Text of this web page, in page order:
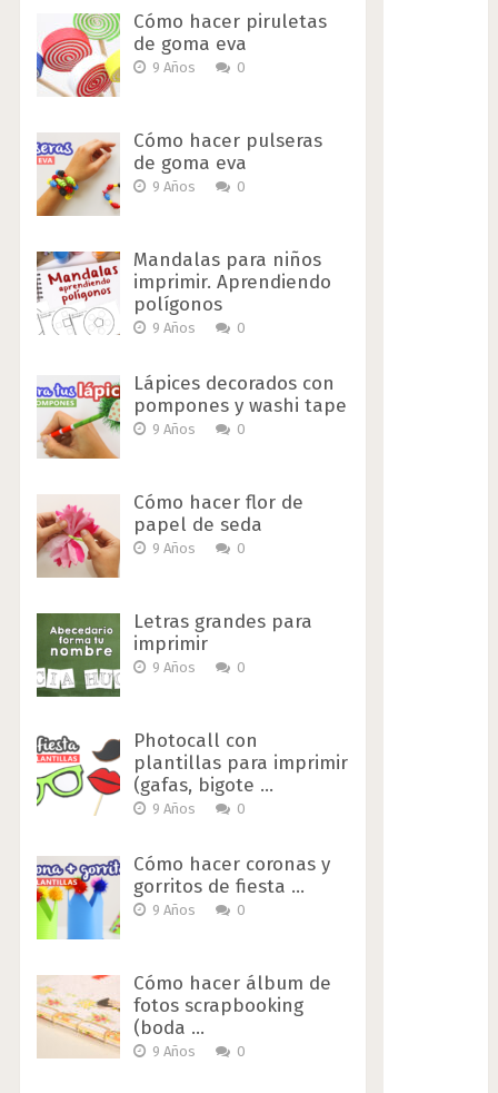
Cómo hacer piruletas
de goma eva
9 Años 0
Cómo hacer pulseras
de goma eva
9 Años 0
Mandalas para niños
imprimir. Aprendiendo
polígonos
9 Años 0
Lápices decorados con
pompones y washi tape
9 Años 0
Cómo hacer flor de
papel de seda
9 Años 0
Letras grandes para
imprimir
9 Años 0
Photocall con
plantillas para imprimir
(gafas, bigote …
9 Años 0
Cómo hacer coronas y
gorritos de fiesta …
9 Años 0
Cómo hacer álbum de
fotos scrapbooking
(boda …
9 Años 0